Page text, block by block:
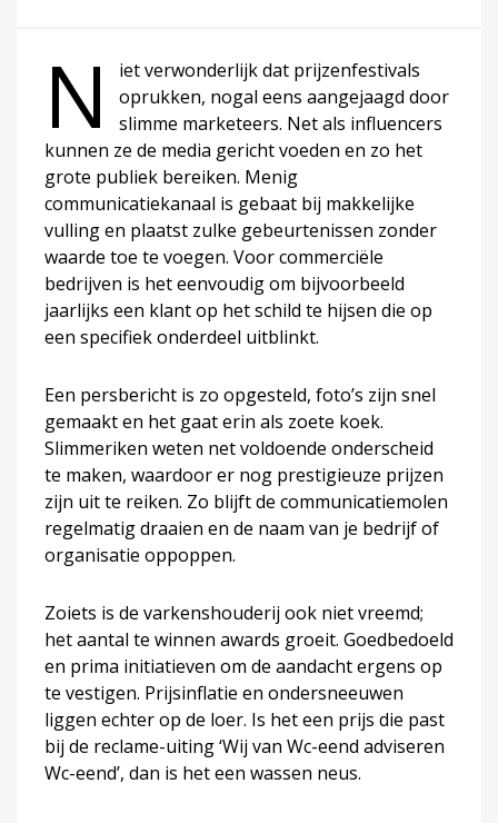
N
iet verwonderlijk dat prijzenfestivals
oprukken, nogal eens aangejaagd door
slimme marketeers. Net als influencers
kunnen ze de media gericht voeden en zo het
grote publiek bereiken. Menig
communicatiekanaal is gebaat bij makkelijke
vulling en plaatst zulke gebeurtenissen zonder
waarde toe te voegen. Voor commerciële
bedrijven is het eenvoudig om bijvoorbeeld
jaarlijks een klant op het schild te hijsen die op
een specifiek onderdeel uitblinkt.
Een persbericht is zo opgesteld, foto’s zijn snel
gemaakt en het gaat erin als zoete koek.
Slimmeriken weten net voldoende onderscheid
te maken, waardoor er nog prestigieuze prijzen
zijn uit te reiken. Zo blijft de communicatiemolen
regelmatig draaien en de naam van je bedrijf of
organisatie oppoppen.
Zoiets is de varkenshouderij ook niet vreemd;
het aantal te winnen awards groeit. Goedbedoeld
en prima initiatieven om de aandacht ergens op
te vestigen. Prijsinflatie en ondersneeuwen
liggen echter op de loer. Is het een prijs die past
bij de reclame-uiting ‘Wij van Wc-eend adviseren
Wc-eend’, dan is het een wassen neus.